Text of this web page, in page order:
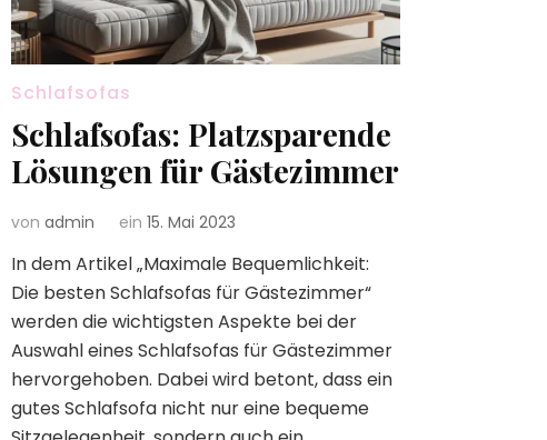
Schlafsofas
Schlafsofas: Platzsparende
Lösungen für Gästezimmer
von admin ein 15. Mai 2023
In dem Artikel „Maximale Bequemlichkeit:
Die besten Schlafsofas für Gästezimmer“
werden die wichtigsten Aspekte bei der
Auswahl eines Schlafsofas für Gästezimmer
hervorgehoben. Dabei wird betont, dass ein
gutes Schlafsofa nicht nur eine bequeme